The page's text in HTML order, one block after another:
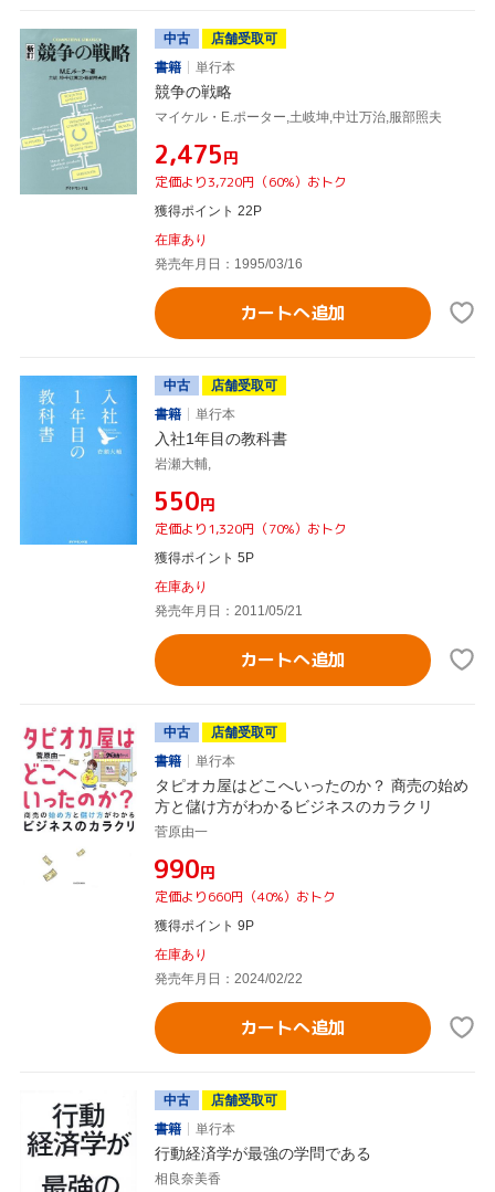
中古
店舗受取可
書籍
単行本
競争の戦略
マイケル・E.ポーター,土岐坤,中辻万治,服部照夫
¥2,475円
定価より3,720円（60%）おトク
獲得ポイント 22P
在庫あり
発売年月日：1995/03/16
カートへ追加
中古
店舗受取可
書籍
単行本
入社1年目の教科書
岩瀬大輔,
¥550円
定価より1,320円（70%）おトク
獲得ポイント 5P
在庫あり
発売年月日：2011/05/21
カートへ追加
中古
店舗受取可
書籍
単行本
タピオカ屋はどこへいったのか？ 商売の始め
方と儲け方がわかるビジネスのカラクリ
菅原由一
¥990円
定価より660円（40%）おトク
獲得ポイント 9P
在庫あり
発売年月日：2024/02/22
カートへ追加
中古
店舗受取可
書籍
単行本
行動経済学が最強の学問である
相良奈美香